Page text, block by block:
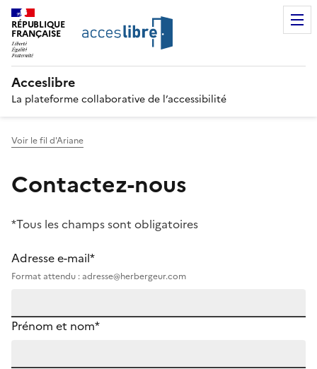
RÉPUBLIQUE
FRANÇAISE
Acceslibre
La plateforme collaborative de l’accessibilité
Voir le fil d'Ariane
Contactez-nous
*Tous les champs sont obligatoires
Adresse e-mail*
Format attendu : adresse@herbergeur.com
Prénom et nom*